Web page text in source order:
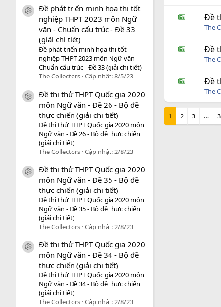
icon tài liệu
Đề phát triển minh họa thi tốt
nghiệp THPT 2023 môn Ngữ
văn - Chuẩn cấu trúc - Đề 33
(giải chi tiết)
Đề phát triển minh họa thi tốt
nghiệp THPT 2023 môn Ngữ văn -
Chuẩn cấu trúc - Đề 33 (giải chi tiết)
The Collectors Cập nhật:8/5/23
icon tài liệu
Đề thi thử THPT Quốc gia 2020
môn Ngữ văn - Đề 26 - Bộ đề
thực chiến (giải chi tiết)
Đề thi thử THPT Quốc gia 2020 môn
Ngữ văn - Đề 26 - Bộ đề thực chiến
(giải chi tiết)
The Collectors Cập nhật:2/8/23
icon tài liệu
Đề thi thử THPT Quốc gia 2020
môn Ngữ văn - Đề 35 - Bộ đề
thực chiến (giải chi tiết)
Đề thi thử THPT Quốc gia 2020 môn
Ngữ văn - Đề 35 - Bộ đề thực chiến
(giải chi tiết)
The Collectors Cập nhật:2/8/23
icon tài liệu
Đề thi thử THPT Quốc gia 2020
môn Ngữ văn - Đề 34 - Bộ đề
thực chiến (giải chi tiết)
Đề thi thử THPT Quốc gia 2020 môn
Ngữ văn - Đề 34 - Bộ đề thực chiến
(giải chi tiết)
The Collectors Cập nhật:2/8/23
Đề
The
Đề
The
Đề
The
1 2 3 …